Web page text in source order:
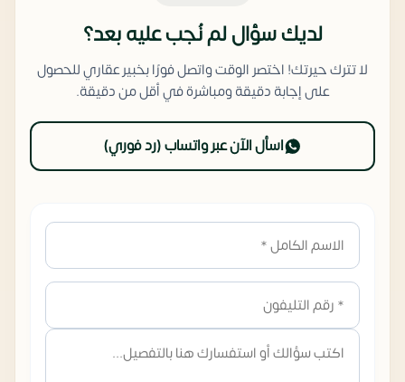
لديك سؤال لم نُجب عليه بعد؟
لا تترك حيرتك! اختصر الوقت واتصل فورًا بخبير عقاري للحصول
على إجابة دقيقة ومباشرة في أقل من دقيقة.
اسأل الآن عبر واتساب (رد فوري)